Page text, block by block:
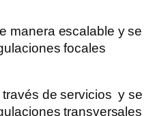
manera escalable y se
focales
de servicios y se
transversales